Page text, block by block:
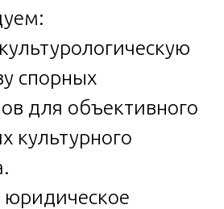
спорных
для объективного
культурного
юридическое